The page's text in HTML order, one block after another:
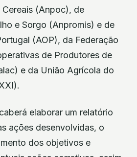
(Anpoc), de
e Sorgo (Anpromis) e de
(AOP), da Federação
de Produtores de
e da União Agrícola do
elaborar um relatório
ações desenvolvidas, o
dos objetivos e